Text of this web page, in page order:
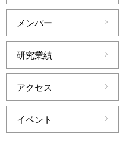
メンバー
研究業績
アクセス
イベント